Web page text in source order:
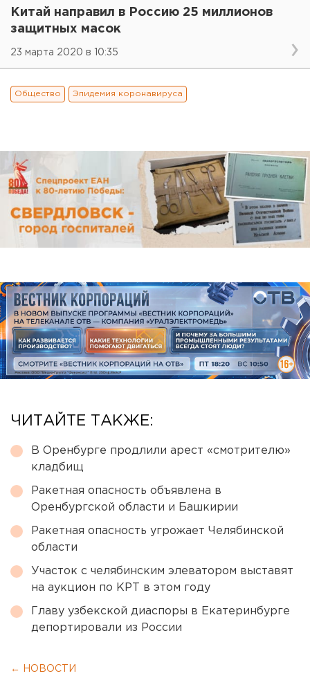
Китай направил в Россию 25 миллионов
защитных масок
23 марта 2020 в 10:35
Общество Эпидемия коронавируса
ЧИТАЙТЕ ТАКЖЕ:
В Оренбурге продлили арест «смотрителю»
кладбищ
Ракетная опасность объявлена в
Оренбургской области и Башкирии
Ракетная опасность угрожает Челябинской
области
Участок с челябинским элеватором выставят
на аукцион по КРТ в этом году
Главу узбекской диаспоры в Екатеринбурге
депортировали из России
← НОВОСТИ